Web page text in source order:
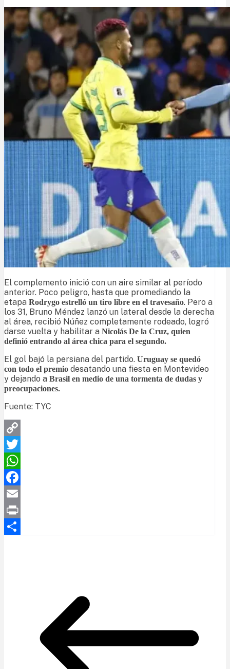
El complemento inició con un aire similar al período
anterior. Poco peligro, hasta que promediando la
etapa Rodrygo estrelló un tiro libre en el travesaño. Pero a
los 31, Bruno Méndez lanzó un lateral desde la derecha
al área, recibió Núñez completamente rodeado, logró
darse vuelta y habilitar a Nicolás De la Cruz, quien
definió entrando al área chica para el segundo.
El gol bajó la persiana del partido. Uruguay se quedó
con todo el premio desatando una fiesta en Montevideo
y dejando a Brasil en medio de una tormenta de dudas y
preocupaciones.
Fuente: TYC
Copy
Link
Twitter
WhatsApp
Facebook
Email
Print